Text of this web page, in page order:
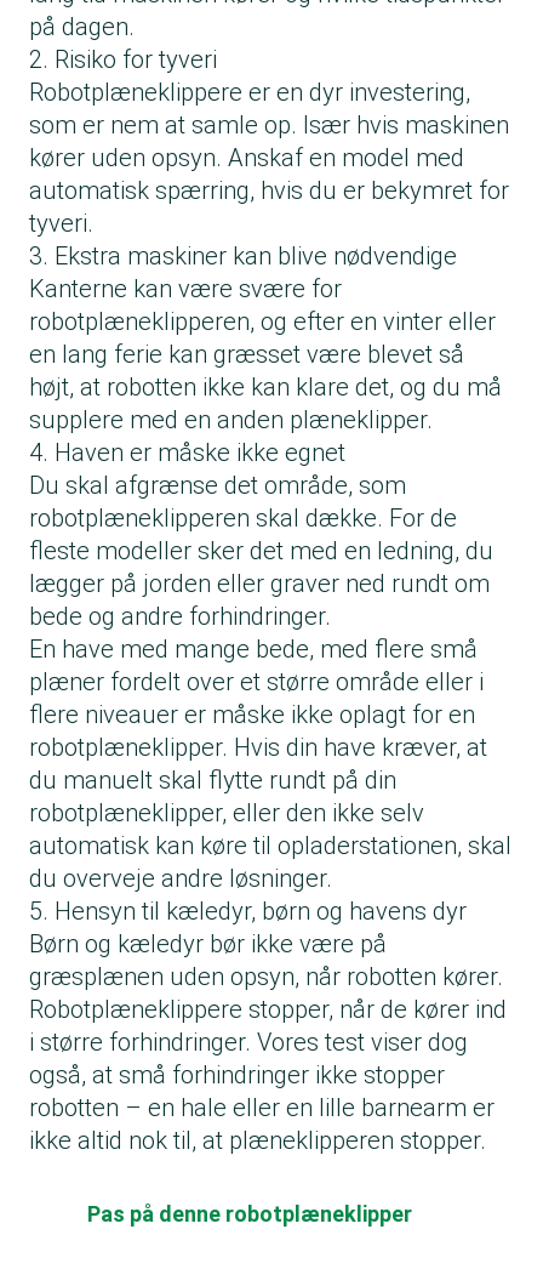
på dagen.
2. Risiko for tyveri
Robotplæneklippere er en dyr investering,
som er nem at samle op. Især hvis maskinen
kører uden opsyn. Anskaf en model med
automatisk spærring, hvis du er bekymret for
tyveri.
3. Ekstra maskiner kan blive nødvendige
Kanterne kan være svære for
robotplæneklipperen, og efter en vinter eller
en lang ferie kan græsset være blevet så
højt, at robotten ikke kan klare det, og du må
supplere med en anden plæneklipper.
4. Haven er måske ikke egnet
Du skal afgrænse det område, som
robotplæneklipperen skal dække. For de
fleste modeller sker det med en ledning, du
lægger på jorden eller graver ned rundt om
bede og andre forhindringer.
En have med mange bede, med flere små
plæner fordelt over et større område eller i
flere niveauer er måske ikke oplagt for en
robotplæneklipper. Hvis din have kræver, at
du manuelt skal flytte rundt på din
robotplæneklipper, eller den ikke selv
automatisk kan køre til opladerstationen, skal
du overveje andre løsninger.
5. Hensyn til kæledyr, børn og havens dyr
Børn og kæledyr bør ikke være på
græsplænen uden opsyn, når robotten kører.
Robotplæneklippere stopper, når de kører ind
i større forhindringer. Vores test viser dog
også, at små forhindringer ikke stopper
robotten – en hale eller en lille barnearm er
ikke altid nok til, at plæneklipperen stopper.
Pas på denne robotplæneklipper